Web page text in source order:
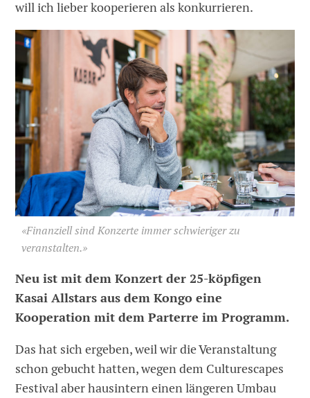
will ich lieber kooperieren als konkurrieren.
«Finanziell sind Konzerte immer schwieriger zu
veranstalten.»
Neu ist mit dem Konzert der 25-köpfigen
Kasai Allstars aus dem Kongo eine
Kooperation mit dem Parterre im Programm.
Das hat sich ergeben, weil wir die Veranstaltung
schon gebucht hatten, wegen dem Culturescapes
Festival aber hausintern einen längeren Umbau